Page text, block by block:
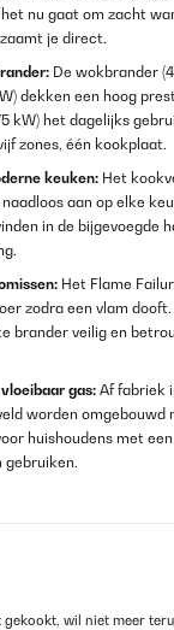
nu gaat om zacht
je direct.
De wokbrander
dekken een hoog
kW) het dagelijks
zones, één kookplaat.
keuken: Het
aan op elke
in de bijgevoegde
Het Flame
zodra een vlam
brander veilig en
gas: Af fabriek
worden omgebouwd
huishoudens met
gebruiken.
wil niet meer